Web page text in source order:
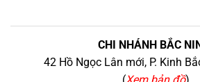
CHI NHÁNH BẮC
42 Hồ Ngọc Lân mới, P. Kinh